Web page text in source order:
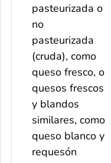
pasteurizada o
no
pasteurizada
(cruda), como
queso fresco, o
quesos frescos
y blandos
similares, como
queso blanco y
requesón